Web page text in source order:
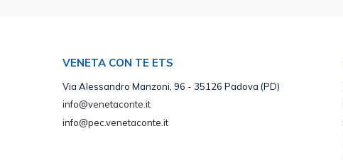
VENETA CON TE ETS
Via Alessandro Manzoni, 96 - 35126 Padova (PD)
info@venetaconte.it
info@pec.venetaconte.it